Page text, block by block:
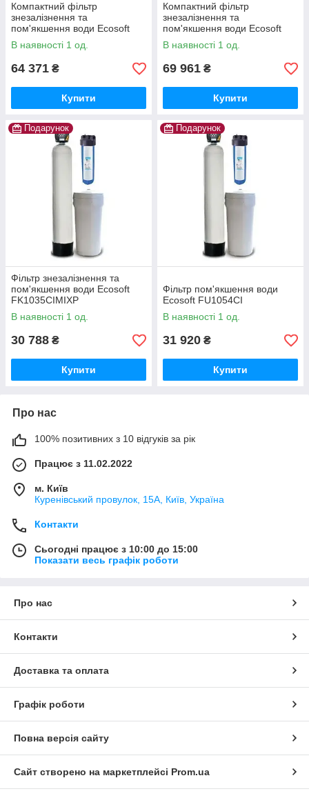
Компактний фільтр
знезалізнення та
пом'якшення води Ecosoft
Titanium Gold 250
В наявності 1 од.
64 371 ₴
Купити
Компактний фільтр
знезалізнення та
пом'якшення води Ecosoft
Titanium Gold 370
В наявності 1 од.
69 961 ₴
Купити
Подарунок
Фільтр знезалізнення та
пом'якшення води Ecosoft
FK1035CIMIXP
В наявності 1 од.
30 788 ₴
Купити
Подарунок
Фільтр пом'якшення води
Ecosoft FU1054CI
В наявності 1 од.
31 920 ₴
Купити
Про нас
100% позитивних з 10 відгуків за рік
Працює з 11.02.2022
м. Київ
Куренівський провулок, 15А, Київ, Україна
Контакти
Сьогодні працює з 10:00 до 15:00
Показати весь графік роботи
Про нас
Контакти
Доставка та оплата
Графік роботи
Повна версія сайту
Сайт створено на маркетплейсі Prom.ua